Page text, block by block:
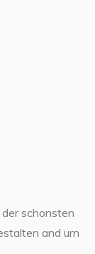
schonsten
and urn